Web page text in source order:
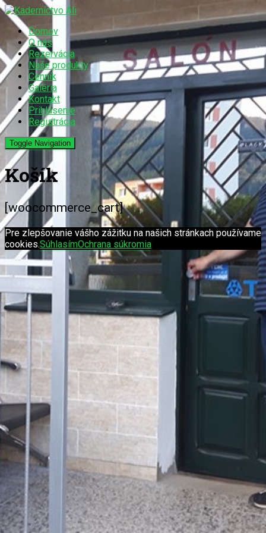
Domov
O nás
Rezervácia
Naše produkty
Cenník
Galéria
Kontakt
Prihlásenie
Registrácia
Toggle Navigation
Košík
[woocommerce_cart]
Pre zlepšovanie vášho zážitku na našich stránkach používame
cookies.SúhlasímOchrana súkromia